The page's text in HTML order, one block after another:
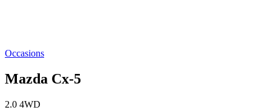
Occasions
Mazda Cx-5
2.0 4WD